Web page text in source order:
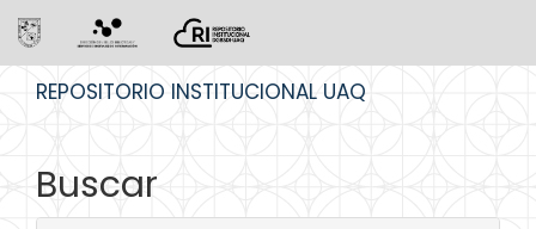
REPOSITORIO INSTITUCIONAL UAQ
Buscar